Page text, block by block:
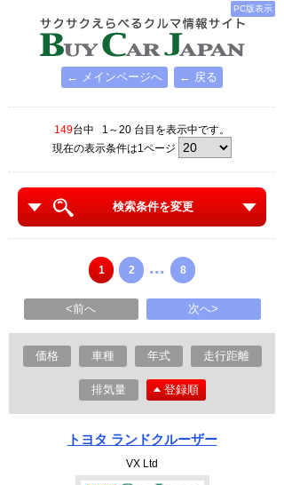
PC版表示
← メインページへ ← 戻る
149台中 1～20 台目を表示中です。
現在の表示条件は1ページ
検索条件を変更
1 2 ... 8
<前へ 次へ>
価格 車種 年式 走行距離
排気量 登録順
トヨタ ランドクルーザー
VX Ltd